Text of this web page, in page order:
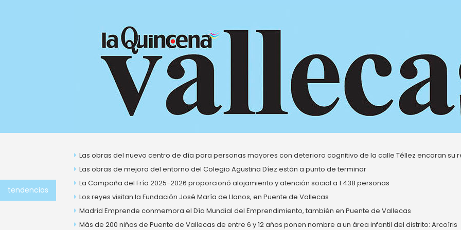
tendencias
Las obras del nuevo centro de día para personas mayores con deterioro cognitivo de la calle Téllez encaran su
Las obras de mejora del entorno del Colegio Agustina Díez están a punto de terminar
La Campaña del Frío 2025-2026 proporcionó alojamiento y atención social a 1.438 personas
Los reyes visitan la Fundación José María de Llanos, en Puente de Vallecas
Madrid Emprende conmemora el Día Mundial del Emprendimiento, también en Puente de Vallecas
Más de 200 niños de Puente de Vallecas de entre 6 y 12 años ponen nombre a un área infantil del distrito: Arcoíris